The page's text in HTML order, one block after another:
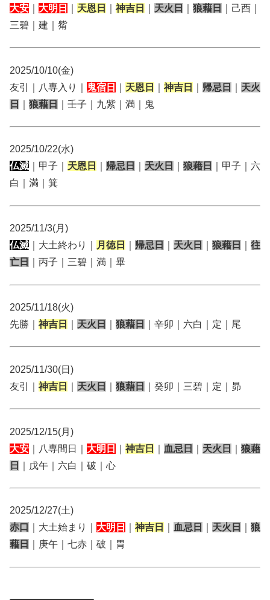
大安
大明日 天恩日 神吉日 天火日 狼藉日
｜己酉｜
三碧｜建｜觜
2025/10/10(金)
友引｜八専入り｜
鬼宿日 天恩日 神吉日 帰忌日
天火
日
狼藉日 ｜壬子｜九紫｜満｜鬼
2025/10/22(水)
仏滅 ｜甲子｜ 天恩日 帰忌日 天火日 狼藉日
｜甲子｜六
白｜満｜箕
2025/11/3(月)
仏滅 ｜大土終わり｜ 月徳日 帰忌日 天火日 狼藉日
往
亡日
｜丙子｜三碧｜満｜畢
2025/11/18(火)
先勝｜ 神吉日 天火日 狼藉日 ｜辛卯｜六白｜定｜尾
2025/11/30(日)
友引｜ 神吉日 天火日 狼藉日 ｜癸卯｜三碧｜定｜昴
2025/12/15(月)
大安 ｜八専間日｜ 大明日 神吉日 血忌日 天火日
狼藉
日
｜戊午｜六白｜破｜心
2025/12/27(土)
赤口
｜大土始まり｜ 大明日 神吉日 血忌日 天火日
狼
藉日
｜庚午｜七赤｜破｜胃